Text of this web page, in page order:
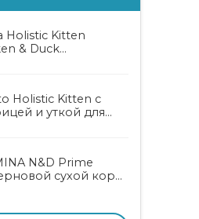
Holistic Kitten
& Duck
Holistic Kitten с
и уткой для
N&D Prime
сухой корм
и гранатом